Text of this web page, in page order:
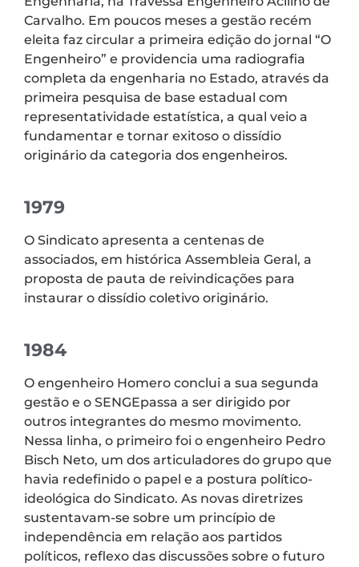
Carvalho. Em poucos meses a gestão recém
eleita faz circular a primeira edição do jornal “O
Engenheiro” e providencia uma radiografia
completa da engenharia no Estado, através da
primeira pesquisa de base estadual com
representatividade estatística, a qual veio a
fundamentar e tornar exitoso o dissídio
originário da categoria dos engenheiros.
1979
O Sindicato apresenta a centenas de
associados, em histórica Assembleia Geral, a
proposta de pauta de reivindicações para
instaurar o dissídio coletivo originário.
1984
O engenheiro Homero conclui a sua segunda
gestão e o SENGEpassa a ser dirigido por
outros integrantes do mesmo movimento.
Nessa linha, o primeiro foi o engenheiro Pedro
Bisch Neto, um dos articuladores do grupo que
havia redefinido o papel e a postura político-
ideológica do Sindicato. As novas diretrizes
sustentavam-se sobre um princípio de
independência em relação aos partidos
políticos, reflexo das discussões sobre o futuro